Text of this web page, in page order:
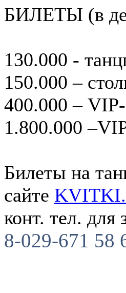
БИЛЕТЫ (в
130.000 -
150.000 –
400.000 –
1.800.000
Билеты на
сайте
конт. тел. для
8-029-671 58